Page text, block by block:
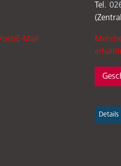
E-Mail
Tel.